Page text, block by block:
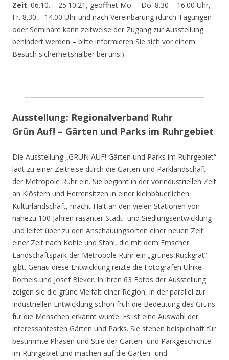
Zeit: 06.10. – 25.10.21, geöffnet Mo. – Do. 8.30 – 16.00 Uhr,
Fr. 8.30 – 14.00 Uhr und nach Vereinbarung (durch Tagungen
oder Seminare kann zeitweise der Zugang zur Ausstellung
behindert werden – bitte informieren Sie sich vor einem
Besuch sicherheitshalber bei uns!)
Ausstellung: Regionalverband Ruhr
Grün Auf! – Gärten und Parks im Ruhrgebiet
Die Ausstellung „GRÜN AUF! Gärten und Parks im Ruhrgebiet“
lädt zu einer Zeitreise durch die Garten-und Parklandschaft
der Metropole Ruhr ein. Sie beginnt in der vorindustriellen Zeit
an Klöstern und Herrensitzen in einer kleinbäuerlichen
Kulturlandschaft, macht Halt an den vielen Stationen von
nahezu 100 Jahren rasanter Stadt- und Siedlungsentwicklung
und leitet über zu den Anschauungsorten einer neuen Zeit:
einer Zeit nach Kohle und Stahl, die mit dem Emscher
Landschaftspark der Metropole Ruhr ein „grünes Rückgrat“
gibt. Genau diese Entwicklung reizte die Fotografen Ulrike
Romeis und Josef Bieker. In ihren 63 Fotos der Ausstellung
zeigen sie die grüne Vielfalt einer Region, in der parallel zur
industriellen Entwicklung schon früh die Bedeutung des Grüns
für die Menschen erkannt wurde. Es ist eine Auswahl der
interessantesten Gärten und Parks. Sie stehen beispielhaft für
bestimmte Phasen und Stile der Garten- und Parkgeschichte
im Ruhrgebiet und machen auf die Garten- und